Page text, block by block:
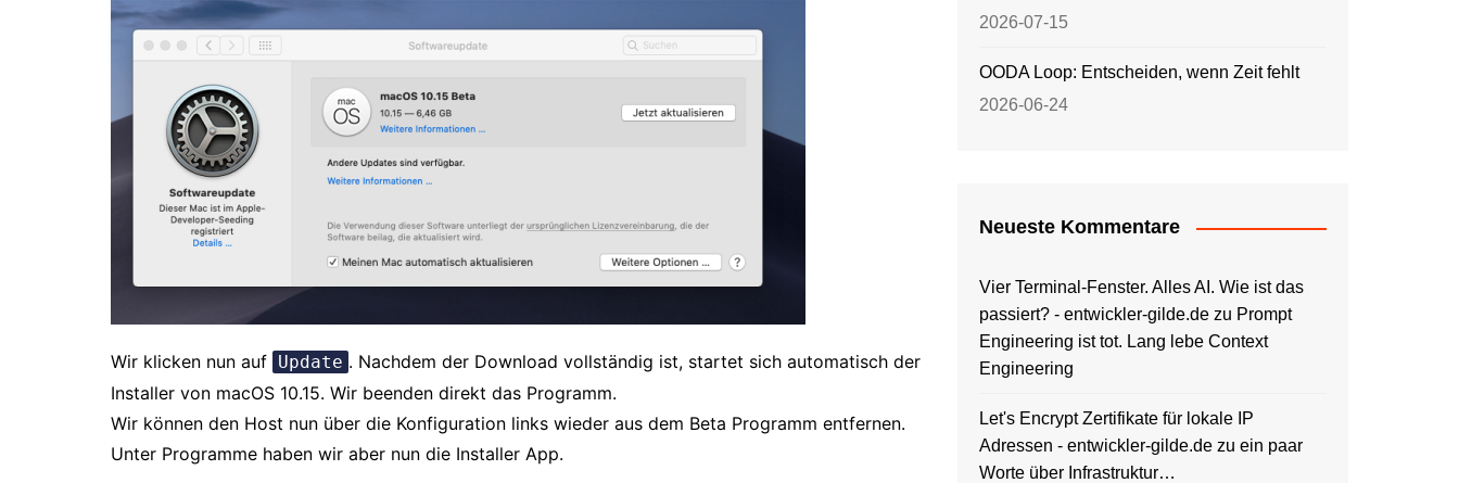
Wir klicken nun auf Update . Nachdem der Download vollständig ist, startet sich automatisch der
Installer von macOS 10.15. Wir beenden direkt das Programm.
Wir können den Host nun über die Konfiguration links wieder aus dem Beta Programm entfernen.
Unter Programme haben wir aber nun die Installer App.
2026-07-15
OODA Loop: Entscheiden, wenn Zeit fehlt
2026-06-24
Neueste Kommentare
Vier Terminal-Fenster. Alles AI. Wie ist das
passiert? - entwickler-gilde.de zu Prompt
Engineering ist tot. Lang lebe Context
Engineering
Let's Encrypt Zertifikate für lokale IP
Adressen - entwickler-gilde.de zu ein paar
Worte über Infrastruktur…